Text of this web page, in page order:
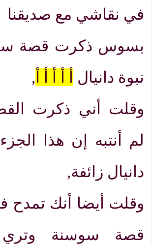
في نقاشي مع صديقنا
بسوس ذكرت قصة
نبوة دانيال
,
وقلت أني ذكرت
لم أنتبه إن هذا
دانيال زائفة,
وقلت أيضا أنك تمدح
قصة سوسنة وتري